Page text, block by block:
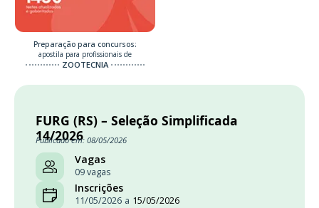
Preparação para concursos:
apostila para profissionais de
ZOOTECNIA
FURG (RS) – Seleção Simplificada
14/2026
Publicado em: 08/05/2026
Vagas
09 vagas
Inscrições
11/05/2026 a 15/05/2026